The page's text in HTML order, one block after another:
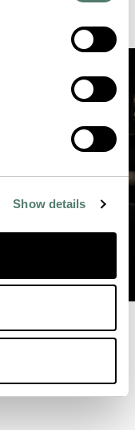
Show details